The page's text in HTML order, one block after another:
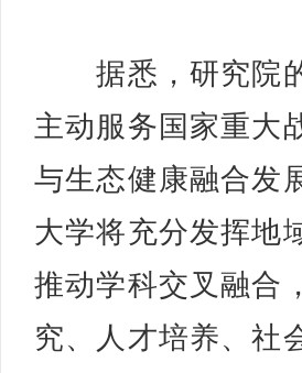
据悉，研究院的
主动服务国家重大
与生态健康融合发
大学将充分发挥地
推动学科交叉融合
究、人才培养、社